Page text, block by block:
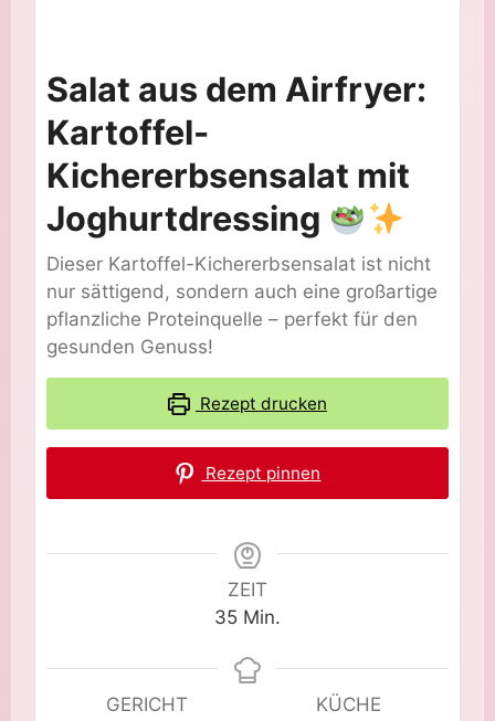
Salat aus dem Airfryer:
Kartoffel-
Kichererbsensalat mit
Joghurtdressing
Dieser Kartoffel-Kichererbsensalat ist nicht
nur sättigend, sondern auch eine großartige
pflanzliche Proteinquelle – perfekt für den
gesunden Genuss!
Rezept drucken
Rezept pinnen
ZEIT
35Minuten
Min.
GERICHT
KÜCHE